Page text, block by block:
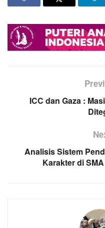
ICC dan Gaza :
Analisis Sistem
Karakter di